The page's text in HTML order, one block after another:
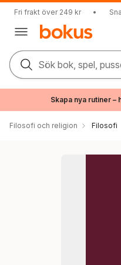
Fri frakt över 249 kr •
Sök bok, spel,
Skapa nya rutiner
Filosofi och religion Filosofi